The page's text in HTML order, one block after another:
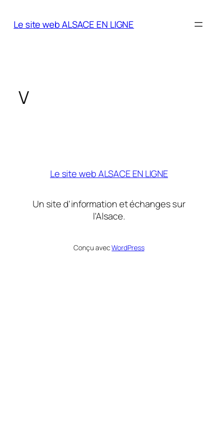
Le site web ALSACE EN LIGNE
V
Le site web ALSACE EN LIGNE
Un site d'information et échanges sur
l'Alsace.
Conçu avecWordPress